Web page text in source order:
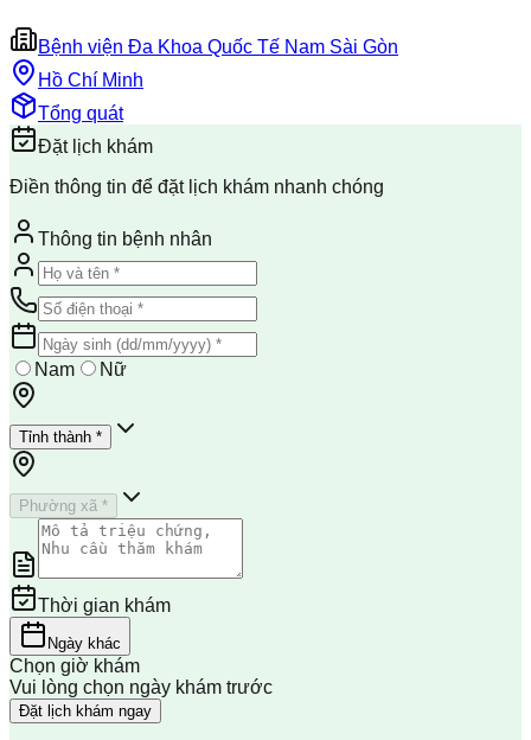
Bệnh viện Đa Khoa Quốc Tế Nam Sài Gòn
Hồ Chí Minh
Tổng quát
Đặt lịch khám
Điền thông tin để đặt lịch khám nhanh chóng
Thông tin bệnh nhân
Nam Nữ
Tỉnh thành *
Phường xã *
Thời gian khám
Ngày khác
Chọn giờ khám
Vui lòng chọn ngày khám trước
Đặt lịch khám ngay